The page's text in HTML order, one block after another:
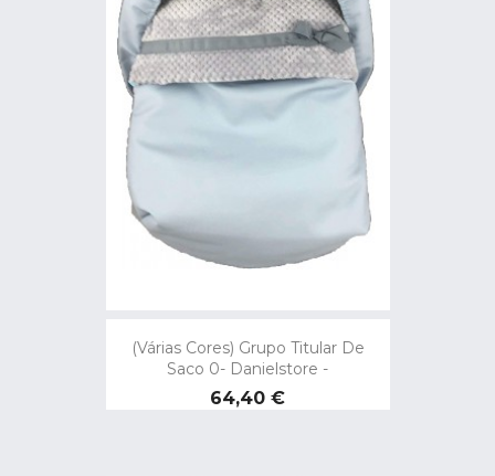
(Várias Cores) Grupo Titular De
Saco 0- Danielstore -
Preço
64,40 €